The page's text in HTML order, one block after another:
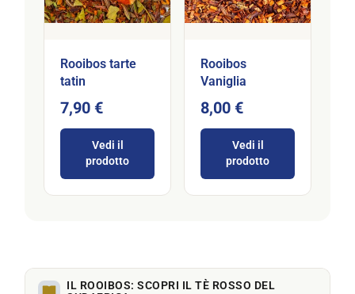
Rooibos tarte
tatin
7,90 €
Vedi il
prodotto
Rooibos
Vaniglia
8,00 €
Vedi il
prodotto
IL ROOIBOS: SCOPRI IL TÈ ROSSO DEL